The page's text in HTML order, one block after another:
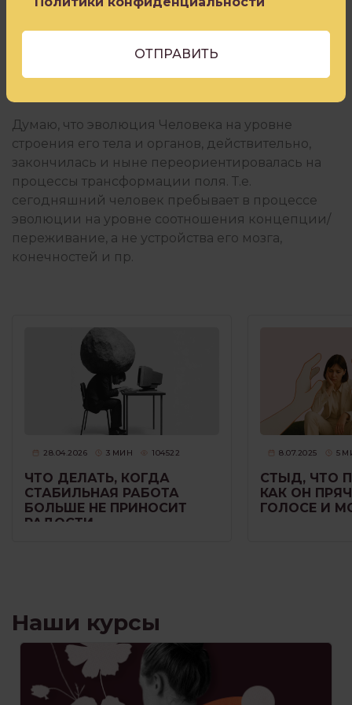
каждой концепции за исключением, пожалуй,
самых глобальных гораздо меньше, чем ранее. С
увеличением количества штаммов растет
Думаю, что эволюция Человека на уровне
строения его тела и органов, действительно,
закончилась и ныне переориентировалась на
процессы трансформации поля. Т.е.
сегодняшний человек пребывает в процессе
эволюции на уровне соотношения концепции/
переживание, а не устройства его мозга,
конечностей и пр.
28.04.2026 3 МИН 104522
ЧТО ДЕЛАТЬ, КОГДА
СТАБИЛЬНАЯ РАБОТА
БОЛЬШЕ НЕ ПРИНОСИТ
РАДОСТИ
8.07.2025 5
СТЫД, ЧТО
КАК ОН
ГОЛОСЕ И
Наши курсы